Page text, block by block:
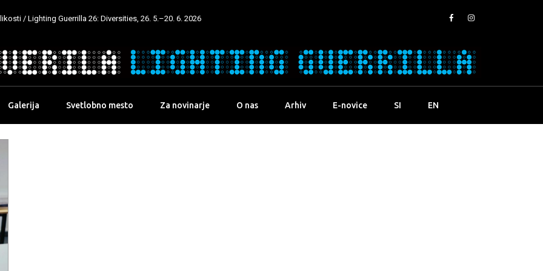
/ Lighting Guerrilla 26: Diversities, 26. 5.–20. 6. 2026
Galerija Svetlobno mesto Za novinarje O nas Arhiv E-novice SI EN